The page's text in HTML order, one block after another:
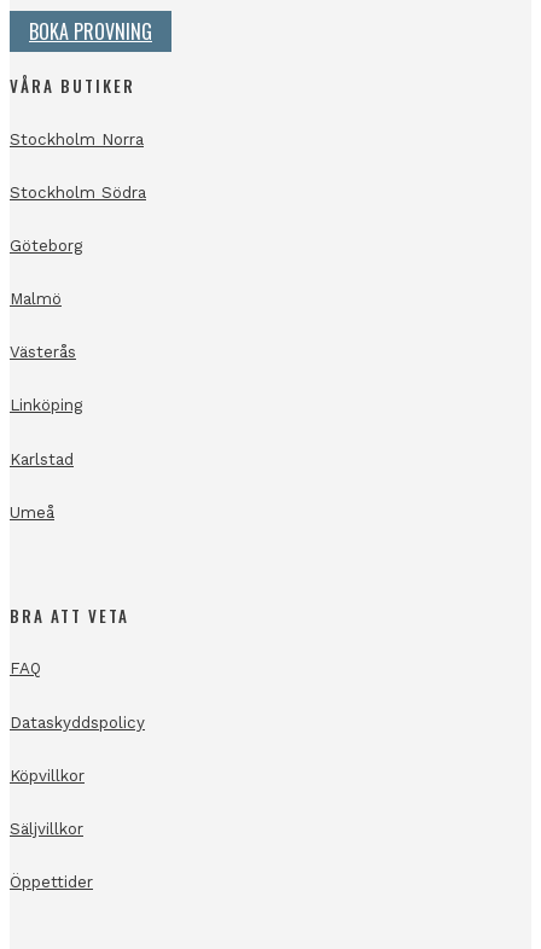
BOKA PROVNING
VÅRA BUTIKER
Stockholm Norra
Stockholm Södra
Göteborg
Malmö
Västerås
Linköping
Karlstad
Umeå
BRA ATT VETA
FAQ
Dataskyddspolicy
Köpvillkor
Säljvillkor
Öppettider